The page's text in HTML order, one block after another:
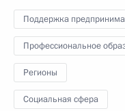
Поддержка
Профессиональное
Регионы
Социальная сфера